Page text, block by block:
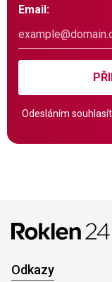
Email:
Odesláním
Odkazy